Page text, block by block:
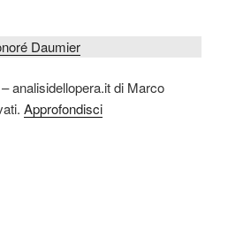
Daumier
analisidellopera.it di Marco
Approfondisci